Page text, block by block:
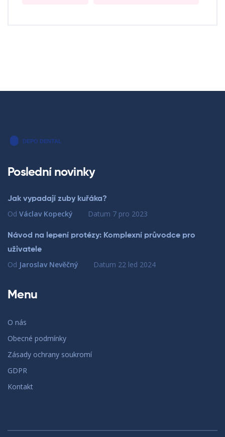
Poslední novinky
Jak vypadají zuby kuřáka?
Od Václav Kopecký Datum 7 pro 2023
Návod na lepení protézy: Komplexní průvodce pro
uživatele
Od Jaroslav Nevěčný Datum 22 led 2024
Menu
O nás
Obecné podmínky
Zásady ochrany soukromí
GDPR
Kontakt